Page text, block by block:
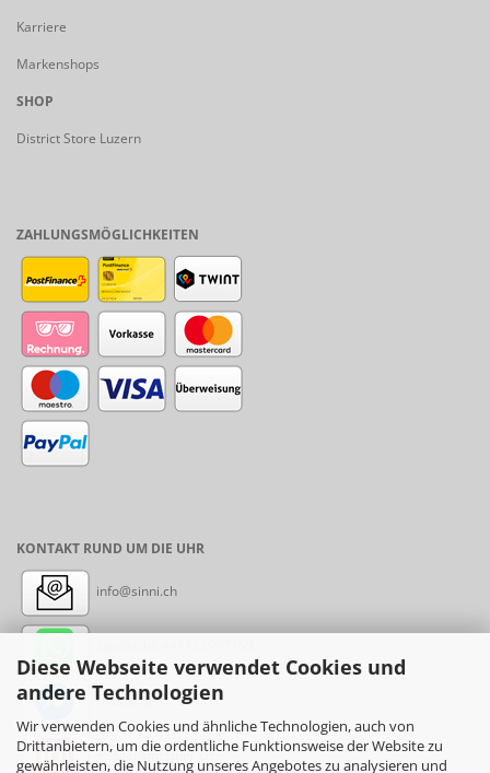
Diese Webseite verwendet Cookies und
andere Technologien
Wir verwenden Cookies und ähnliche Technologien, auch von
Drittanbietern, um die ordentliche Funktionsweise der Website zu
gewährleisten, die Nutzung unseres Angebotes zu analysieren und
Karriere
Markenshops
SHOP
District Store Luzern
ZAHLUNGSMÖGLICHKEITEN
KONTAKT RUND UM DIE UHR
info@sinni.ch
Messenger: sinni.ch
Instagram: sinni_ch